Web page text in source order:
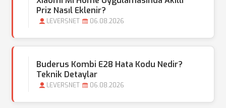
Priz Nasıl Eklenir?
LEVERSNET 06.08.2026
Buderus Kombi E28 Hata Kodu Nedir?
Teknik Detaylar
LEVERSNET 06.08.2026